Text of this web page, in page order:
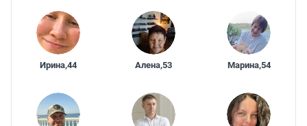
Ирина,44 Алена,53 Марина,54